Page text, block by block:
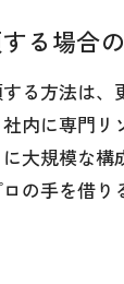
る場合
る方法は、
内に専門リ
大規模な構
の手を借り